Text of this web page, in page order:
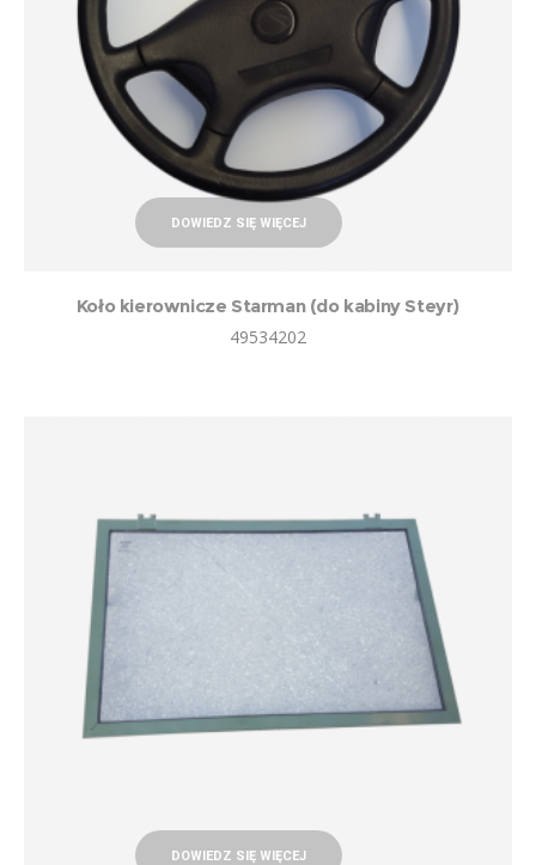
DOWIEDZ SIĘ WIĘCEJ
Koło kierownicze Starman (do kabiny Steyr)
49534202
DOWIEDZ SIĘ WIĘCEJ